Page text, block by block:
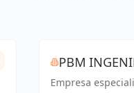
PBM
MÁLAGA
Empresa